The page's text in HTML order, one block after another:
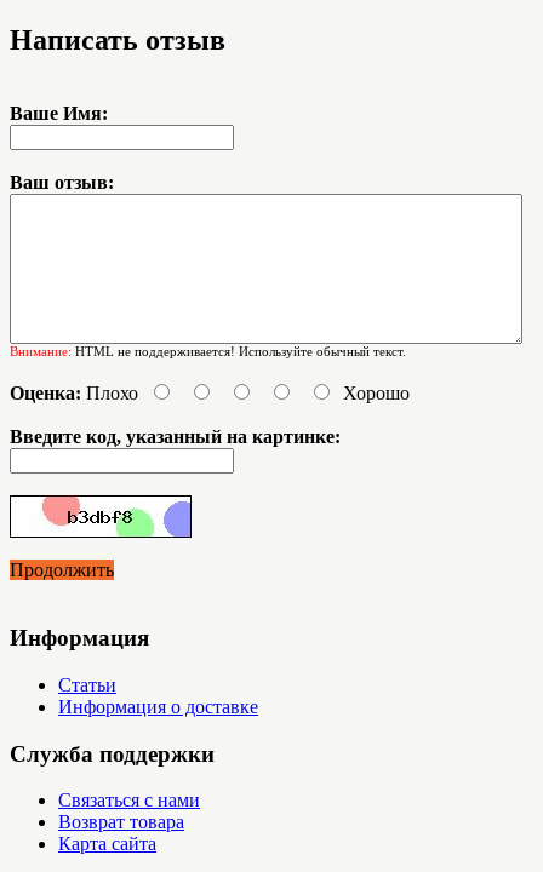
Написать отзыв
Ваше Имя:
Ваш отзыв:
Внимание: HTML не поддерживается! Используйте обычный текст.
Оценка: Плохо Хорошо
Введите код, указанный на картинке:
Продолжить
Информация
Статьи
Информация о доставке
Служба поддержки
Связаться с нами
Возврат товара
Карта сайта